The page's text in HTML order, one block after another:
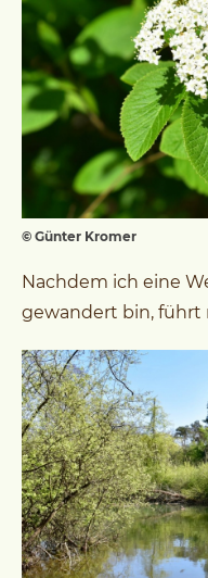
© Günter Kromer
Nachdem ich eine
gewandert bin, führt